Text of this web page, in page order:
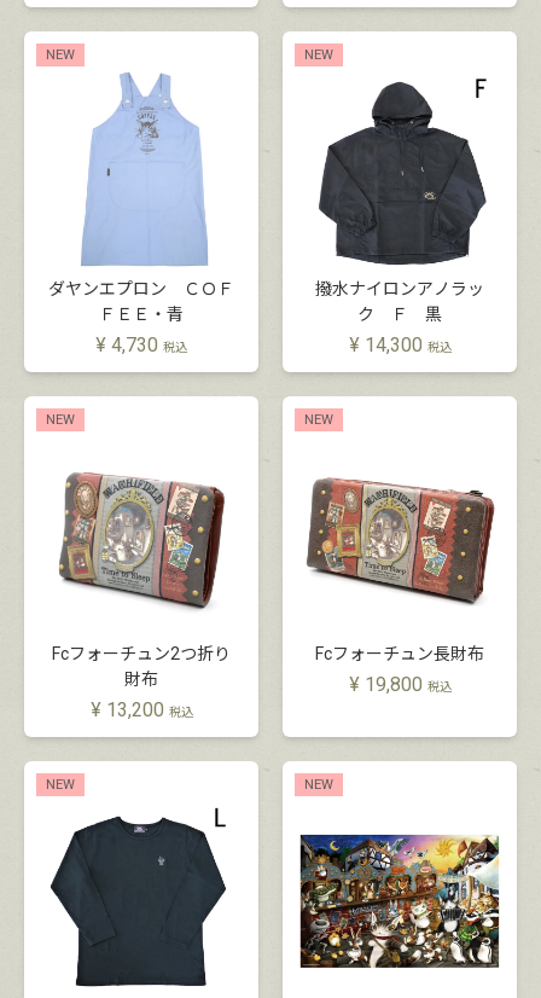
NEW
ダヤンエプロン ＣＯＦ
ＦＥＥ・青
¥ 4,730 税込
NEW
撥水ナイロンアノラッ
ク Ｆ 黒
¥ 14,300 税込
NEW
Fcフォーチュン2つ折り
財布
¥ 13,200 税込
NEW
Fcフォーチュン長財布
¥ 19,800 税込
NEW NEW